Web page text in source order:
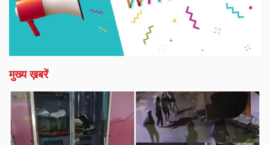
मुख्य ख़बरें